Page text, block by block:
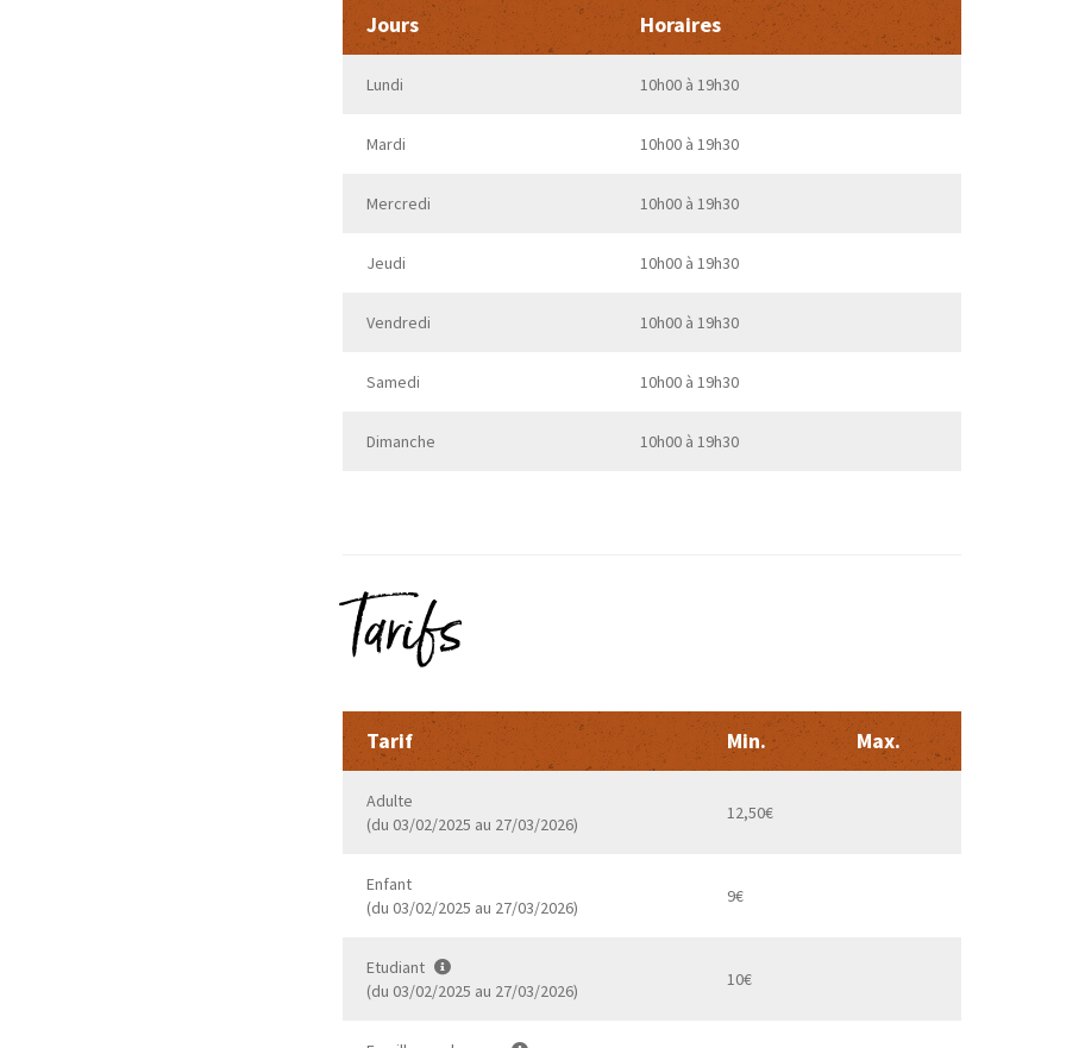
Jours Horaires
Lundi 10h00 à 19h30
Mardi 10h00 à 19h30
Mercredi 10h00 à 19h30
Jeudi 10h00 à 19h30
Vendredi 10h00 à 19h30
Samedi 10h00 à 19h30
Dimanche 10h00 à 19h30
Tarifs
Tarif Min. Max.
Adulte
(du 03/02/2025 au 27/03/2026)
12,50€
Enfant
(du 03/02/2025 au 27/03/2026)
9€
Etudiant
(du 03/02/2025 au 27/03/2026)
10€